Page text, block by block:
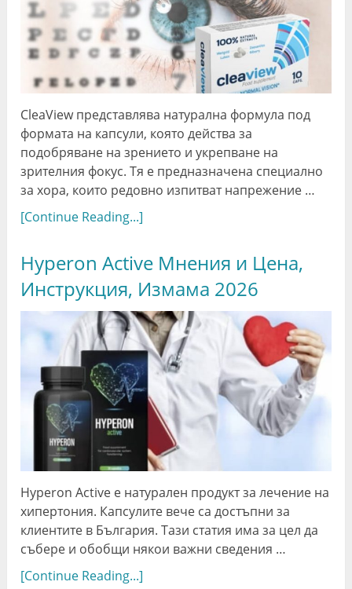
CleaView представлява натурална формула под
формата на капсули, която действа за
подобряване на зрението и укрепване на
зрителния фокус. Тя е предназначена специално
за хора, които редовно изпитват напрежение …
[Continue Reading...]
Hyperon Active Мнения и Цена,
Инструкция, Измама 2026
Hyperon Active е натурален продукт за лечение на
хипертония. Капсулите вече са достъпни за
клиентите в България. Тази статия има за цел да
събере и обобщи някои важни сведения …
[Continue Reading...]